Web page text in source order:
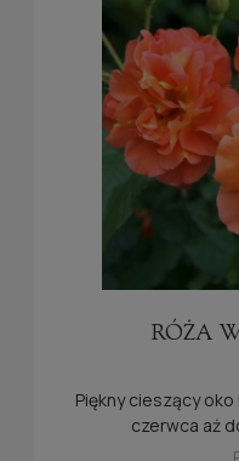
RÓŻA
Piękny cieszący
czerwca aż